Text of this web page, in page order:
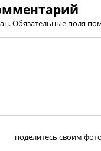
Обязательные поля
поделитесь своим